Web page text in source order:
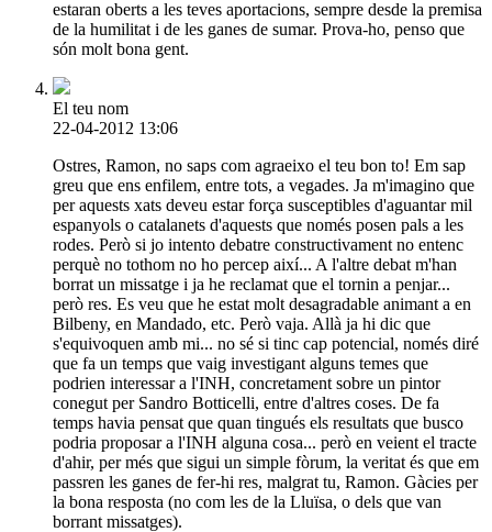
estaran oberts a les teves aportacions, sempre desde la premisa
de la humilitat i de les ganes de sumar. Prova-ho, penso que
són molt bona gent.
El teu nom
22-04-2012 13:06
Ostres, Ramon, no saps com agraeixo el teu bon to! Em sap
greu que ens enfilem, entre tots, a vegades. Ja m'imagino que
per aquests xats deveu estar força susceptibles d'aguantar mil
espanyols o catalanets d'aquests que només posen pals a les
rodes. Però si jo intento debatre constructivament no entenc
perquè no tothom no ho percep així... A l'altre debat m'han
borrat un missatge i ja he reclamat que el tornin a penjar...
però res. Es veu que he estat molt desagradable animant a en
Bilbeny, en Mandado, etc. Però vaja. Allà ja hi dic que
s'equivoquen amb mi... no sé si tinc cap potencial, només diré
que fa un temps que vaig investigant alguns temes que
podrien interessar a l'INH, concretament sobre un pintor
conegut per Sandro Botticelli, entre d'altres coses. De fa
temps havia pensat que quan tingués els resultats que busco
podria proposar a l'INH alguna cosa... però en veient el tracte
d'ahir, per més que sigui un simple fòrum, la veritat és que em
passren les ganes de fer-hi res, malgrat tu, Ramon. Gàcies per
la bona resposta (no com les de la Lluïsa, o dels que van
borrant missatges).